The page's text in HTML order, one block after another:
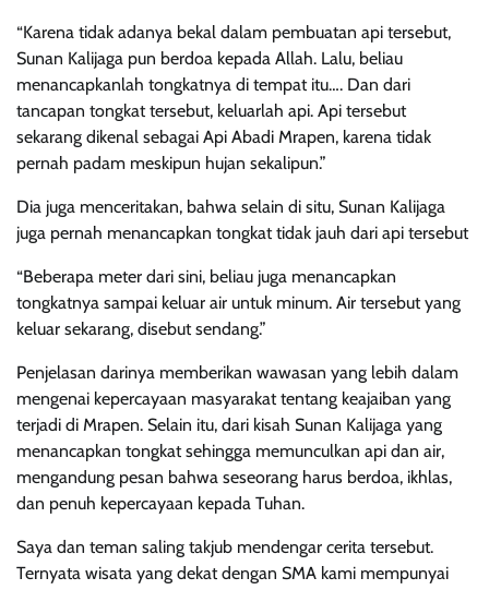
“Karena tidak adanya bekal dalam pembuatan api tersebut,
Sunan Kalijaga pun berdoa kepada Allah. Lalu, beliau
menancapkanlah tongkatnya di tempat itu…. Dan dari
tancapan tongkat tersebut, keluarlah api. Api tersebut
sekarang dikenal sebagai Api Abadi Mrapen, karena tidak
pernah padam meskipun hujan sekalipun.”
Dia juga menceritakan, bahwa selain di situ, Sunan Kalijaga
juga pernah menancapkan tongkat tidak jauh dari api tersebut
“Beberapa meter dari sini, beliau juga menancapkan
tongkatnya sampai keluar air untuk minum. Air tersebut yang
keluar sekarang, disebut sendang.”
Penjelasan darinya memberikan wawasan yang lebih dalam
mengenai kepercayaan masyarakat tentang keajaiban yang
terjadi di Mrapen. Selain itu, dari kisah Sunan Kalijaga yang
menancapkan tongkat sehingga memunculkan api dan air,
mengandung pesan bahwa seseorang harus berdoa, ikhlas,
dan penuh kepercayaan kepada Tuhan.
Saya dan teman saling takjub mendengar cerita tersebut.
Ternyata wisata yang dekat dengan SMA kami mempunyai